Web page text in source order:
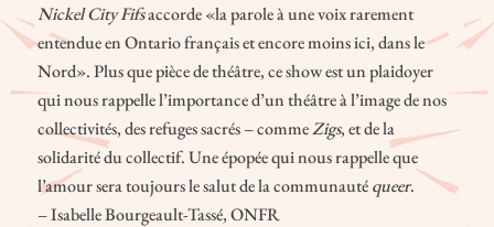
Nickel City Fifsaccorde «la parole à une voix rarement
entendue en Ontario français et encore moins ici, dans le
Nord». Plus que pièce de théâtre, ce show est un plaidoyer
qui nous rappelle l’importance d’un théâtre à l’image de nos
collectivités, des refuges sacrés – commeZigs, et de la
solidarité du collectif. Une épopée qui nous rappelle que
l’amour sera toujours le salut de la communautéqueer.
– Isabelle Bourgeault-Tassé, ONFR